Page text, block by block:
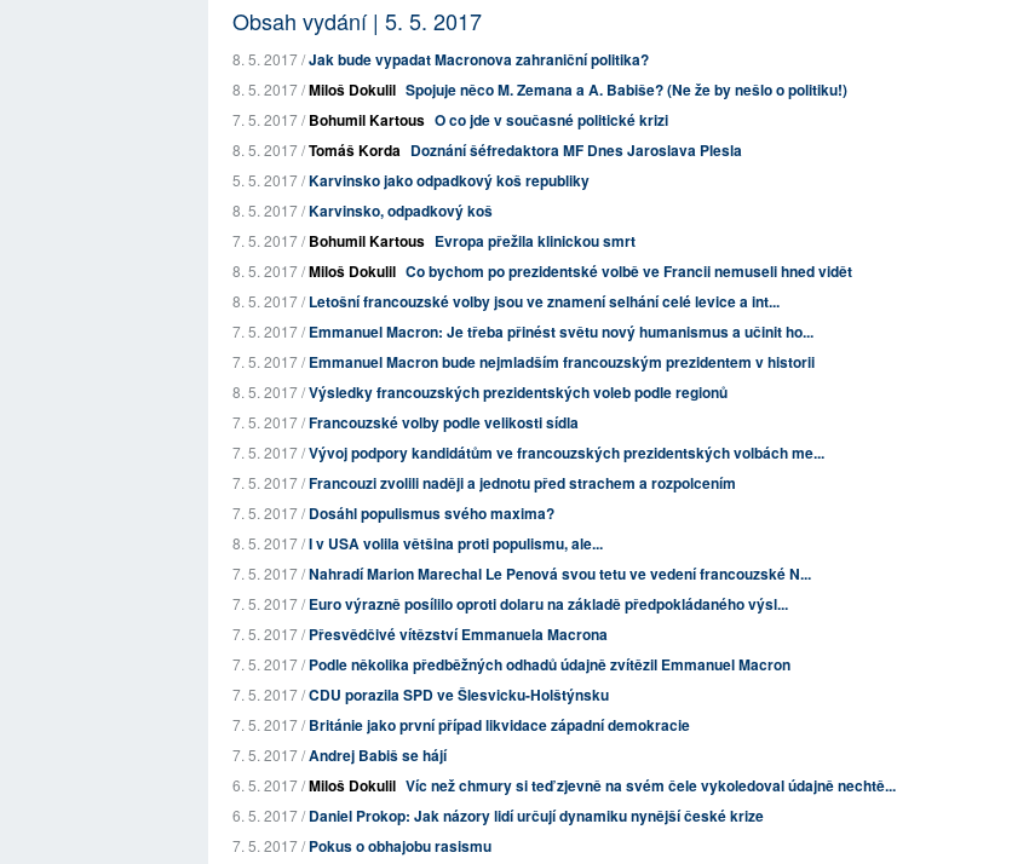
Obsah vydání | 5. 5. 2017
8. 5. 2017 /Jak bude vypadat Macronova zahraniční politika?
8. 5. 2017 /Miloš Dokulil Spojuje něco M. Zemana a A. Babiše? (Ne že by nešlo o politiku!)
7. 5. 2017 /Bohumil Kartous O co jde v současné politické krizi
8. 5. 2017 /Tomáš Korda Doznání šéfredaktora MF Dnes Jaroslava Plesla
5. 5. 2017 /Karvinsko jako odpadkový koš republiky
8. 5. 2017 /Karvinsko, odpadkový koš
7. 5. 2017 /Bohumil Kartous Evropa přežila klinickou smrt
8. 5. 2017 /Miloš Dokulil Co bychom po prezidentské volbě ve Francii nemuseli hned vidět
8. 5. 2017 /Letošní francouzské volby jsou ve znamení selhání celé levice a int...
7. 5. 2017 /Emmanuel Macron: Je třeba přinést světu nový humanismus a učinit ho...
7. 5. 2017 /Emmanuel Macron bude nejmladším francouzským prezidentem v historii
8. 5. 2017 /Výsledky francouzských prezidentských voleb podle regionů
7. 5. 2017 /Francouzské volby podle velikosti sídla
7. 5. 2017 /Vývoj podpory kandidátům ve francouzských prezidentských volbách me...
7. 5. 2017 /Francouzi zvolili naději a jednotu před strachem a rozpolcením
7. 5. 2017 /Dosáhl populismus svého maxima?
8. 5. 2017 /I v USA volila většina proti populismu, ale...
7. 5. 2017 /Nahradí Marion Marechal Le Penová svou tetu ve vedení francouzské N...
7. 5. 2017 /Euro výrazně posílilo oproti dolaru na základě předpokládaného výsl...
7. 5. 2017 /Přesvědčivé vítězství Emmanuela Macrona
7. 5. 2017 /Podle několika předběžných odhadů údajně zvítězil Emmanuel Macron
7. 5. 2017 /CDU porazila SPD ve Šlesvicku-Holštýnsku
7. 5. 2017 /Británie jako první případ likvidace západní demokracie
7. 5. 2017 /Andrej Babiš se hájí
6. 5. 2017 /Miloš Dokulil Víc než chmury si teď zjevně na svém čele vykoledoval údajně nechtě...
6. 5. 2017 /Daniel Prokop: Jak názory lidí určují dynamiku nynější české krize
7. 5. 2017 /Pokus o obhajobu rasismu